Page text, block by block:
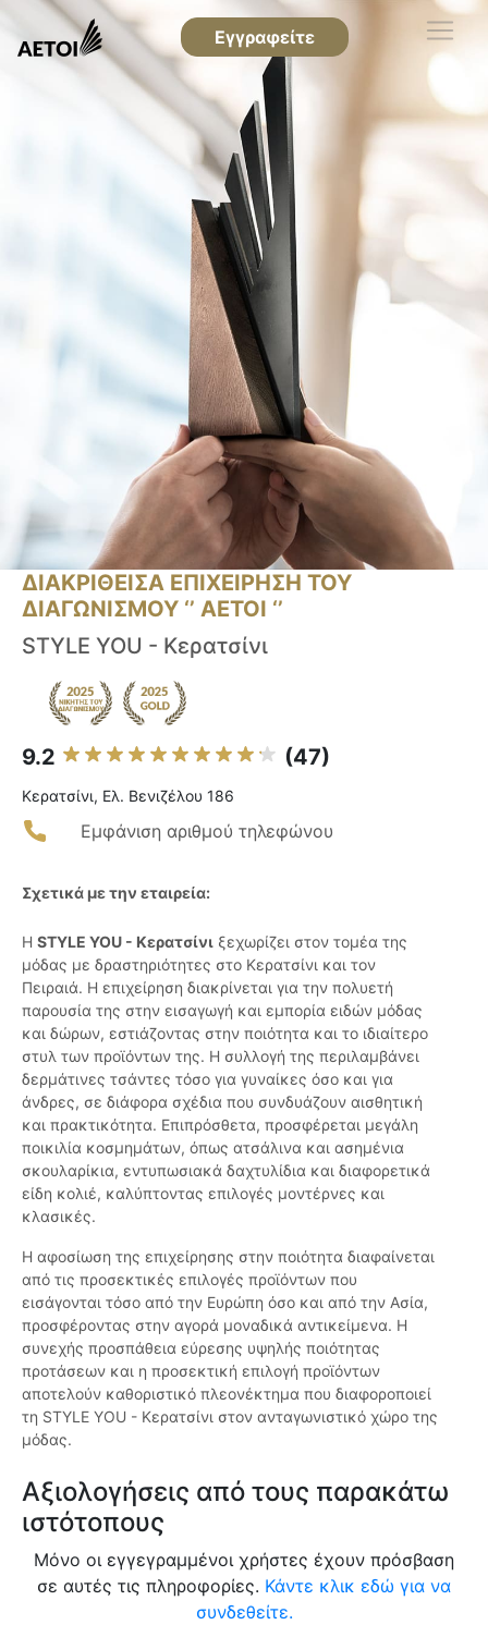
Εγγραφείτε
ΔΙΑΚΡΙΘΕΙΣΑ ΕΠΙΧΕΙΡΗΣΗ ΤΟΥ
ΔΙΑΓΩΝΙΣΜΟΥ ‘’ ΑΕΤΟΙ ‘’
STYLE YOU - Κερατσίνι
9.2 (47)
Κερατσίνι, Ελ. Βενιζέλου 186
Εμφάνιση αριθμού τηλεφώνου
Σχετικά με την εταιρεία:
Η STYLE YOU - Κερατσίνι ξεχωρίζει στον τομέα της
μόδας με δραστηριότητες στο Κερατσίνι και τον
Πειραιά. Η επιχείρηση διακρίνεται για την πολυετή
παρουσία της στην εισαγωγή και εμπορία ειδών μόδας
και δώρων, εστιάζοντας στην ποιότητα και το ιδιαίτερο
στυλ των προϊόντων της. Η συλλογή της περιλαμβάνει
δερμάτινες τσάντες τόσο για γυναίκες όσο και για
άνδρες, σε διάφορα σχέδια που συνδυάζουν αισθητική
και πρακτικότητα. Επιπρόσθετα, προσφέρεται μεγάλη
ποικιλία κοσμημάτων, όπως ατσάλινα και ασημένια
σκουλαρίκια, εντυπωσιακά δαχτυλίδια και διαφορετικά
είδη κολιέ, καλύπτοντας επιλογές μοντέρνες και
κλασικές.
Η αφοσίωση της επιχείρησης στην ποιότητα διαφαίνεται
από τις προσεκτικές επιλογές προϊόντων που
εισάγονται τόσο από την Ευρώπη όσο και από την Ασία,
προσφέροντας στην αγορά μοναδικά αντικείμενα. Η
συνεχής προσπάθεια εύρεσης υψηλής ποιότητας
προτάσεων και η προσεκτική επιλογή προϊόντων
αποτελούν καθοριστικό πλεονέκτημα που διαφοροποιεί
τη STYLE YOU - Κερατσίνι στον ανταγωνιστικό χώρο της
μόδας.
Αξιολογήσεις από τους παρακάτω
ιστότοπους
Μόνο οι εγγεγραμμένοι χρήστες έχουν πρόσβαση
σε αυτές τις πληροφορίες. Κάντε κλικ εδώ για να
συνδεθείτε.